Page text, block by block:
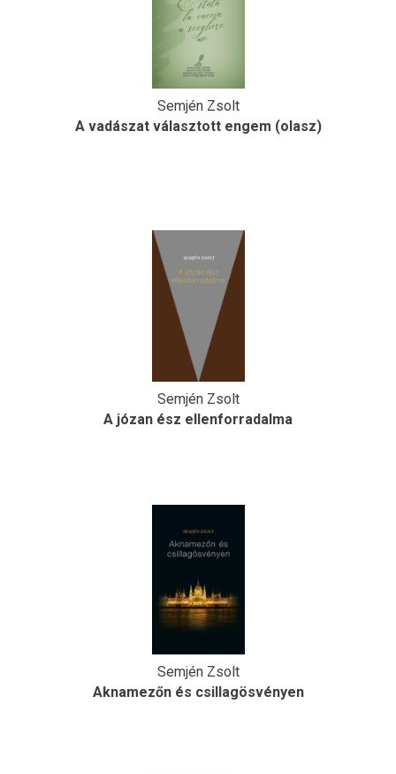
Semjén Zsolt
A vadászat választott engem (olasz)
Semjén Zsolt
A józan ész ellenforradalma
Semjén Zsolt
Aknamezőn és csillagösvényen